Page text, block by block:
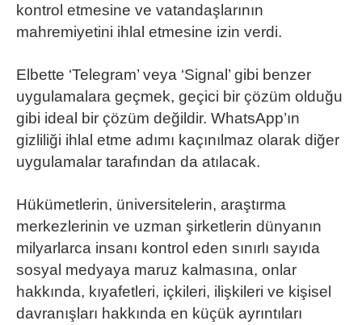
kontrol etmesine ve vatandaşlarının
mahremiyetini ihlal etmesine izin verdi.
Elbette ‘Telegram’ veya ‘Signal’ gibi benzer
uygulamalara geçmek, geçici bir çözüm olduğu
gibi ideal bir çözüm değildir. WhatsApp’ın
gizliliği ihlal etme adımı kaçınılmaz olarak diğer
uygulamalar tarafından da atılacak.
Hükümetlerin, üniversitelerin, araştırma
merkezlerinin ve uzman şirketlerin dünyanın
milyarlarca insanı kontrol eden sınırlı sayıda
sosyal medyaya maruz kalmasına, onlar
hakkında, kıyafetleri, içkileri, ilişkileri ve kişisel
davranışları hakkında en küçük ayrıntıları